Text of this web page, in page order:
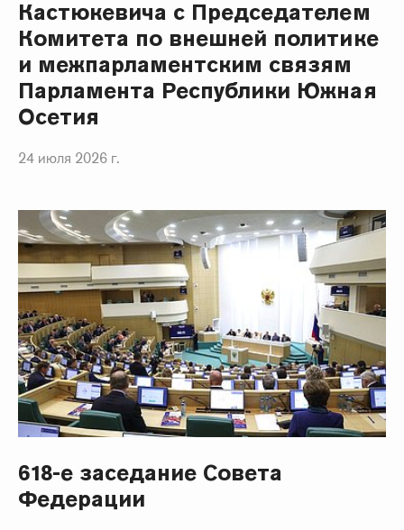
Кастюкевича с Председателем
Комитета по внешней политике
и межпарламентским связям
Парламента Республики Южная
Осетия
24 июля 2026 г.
618-е заседание Совета
Федерации